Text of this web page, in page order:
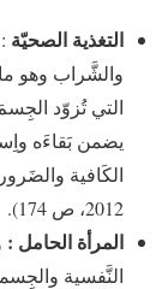
التغذية الصحيّة
والشَّراب وهو
التي تُزوّد
يضمن بَقاءَه
الكَافية
2012، ص 174).
المرأة الحامل :
النَّفسية